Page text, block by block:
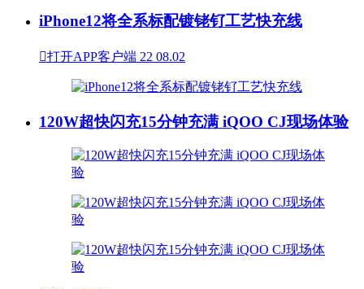
iPhone12将全系标配镀铑钌工艺快充线
打开APP客户端 22 08.02
120W超快闪充15分钟充满 iQOO CJ现场体验